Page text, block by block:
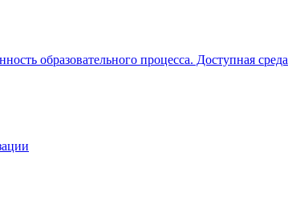
образовательного процесса. Доступная среда